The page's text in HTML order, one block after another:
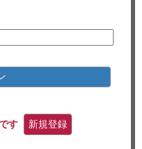
す 新規登録